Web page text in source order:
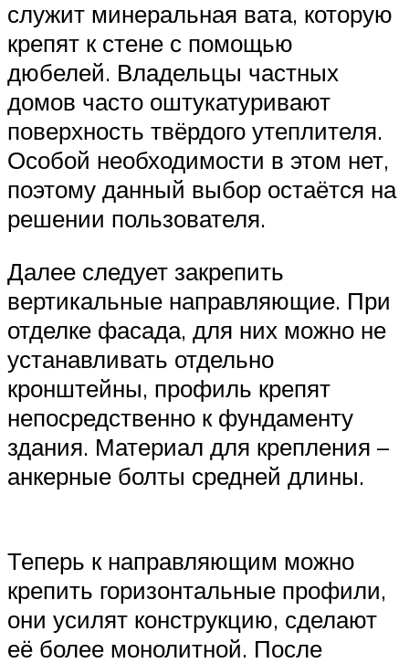
служит минеральная вата, которую
крепят к стене с помощью
дюбелей. Владельцы частных
домов часто оштукатуривают
поверхность твёрдого утеплителя.
Особой необходимости в этом нет,
поэтому данный выбор остаётся на
решении пользователя.
Далее следует закрепить
вертикальные направляющие. При
отделке фасада, для них можно не
устанавливать отдельно
кронштейны, профиль крепят
непосредственно к фундаменту
здания. Материал для крепления –
анкерные болты средней длины.
Теперь к направляющим можно
крепить горизонтальные профили,
они усилят конструкцию, сделают
её более монолитной. После